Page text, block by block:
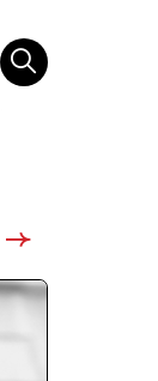
Rechercher